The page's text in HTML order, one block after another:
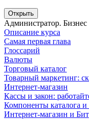
Открыть
Администратор. Бизнес
Описание курса
Самая первая глава
Глоссарий
Валюты
Торговый каталог
Товарный маркетинг:
Интернет-магазин
Кассы и закон:
Компоненты каталога
Интернет-магазин и